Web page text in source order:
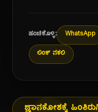
ಹಂಚಿಕೊಳ್ಳಿ: WhatsApp
ಲಿಂಕ್ ನಕಲಿ
ಜ್ಞಾನಕೋಶಕ್ಕೆ